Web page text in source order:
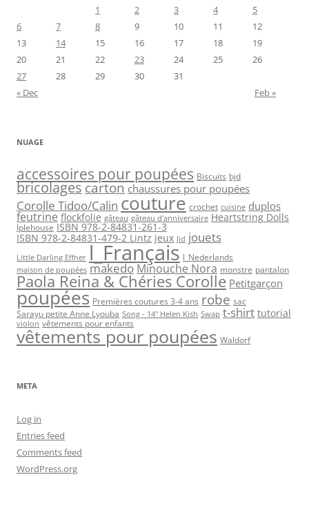
1
2 3 4
5
6
7 8 9 10 11
12
13
14 15 16 17 18
19
20
21 22 23 24 25
26
27
28 29 30
31
« Dec
Feb »
NUAGE
accessoires pour poupées Biscuits bjd
bricolagescarton chaussures pour poupées
Corolle Tidoo/Calin couture crochet cuisine duplos
feutrine flockfolie gâteau gâteau d'anniversaire Heartstring Dolls
Iplehouse ISBN 978-2-84831-261-3
ISBN 978-2-84831-479-2 Lintz jeux Jid jouets
Little Darling Effner l_Français l_Nederlands
maison de poupées makedoMinouche Nora monstre pantalon
Paola Reina & Chéries Corolle Petitgarçon
poupées Premières coutures 3-4 ans robe sac
Sarayu petite Anne Lyouba Song - 14" Helen Kish Swap t-shirt tutorial
violon vêtements pour enfants
vêtements pour poupées Waldorf
META
Log in
Entries feed
Comments feed
WordPress.org